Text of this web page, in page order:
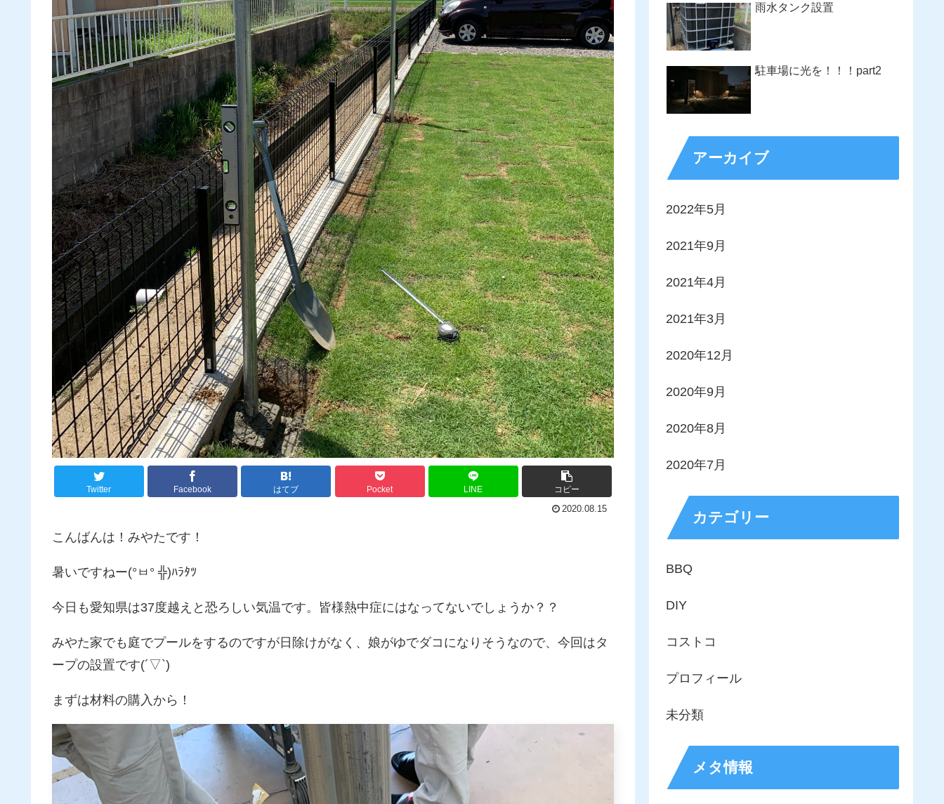
Twitter Facebook はてブ Pocket LINE コピー
2020.08.15
こんばんは！みやたです！
暑いですねー(°ㅂ° ╬)ﾊﾗﾀﾂ
今日も愛知県は37度越えと恐ろしい気温です。皆様熱中症にはなってないでしょうか？？
みやた家でも庭でプールをするのですが日除けがなく、娘がゆでダコになりそうなので、今回はタ
ープの設置です(´▽`)
まずは材料の購入から！
雨水タンク設置
駐車場に光を！！！part2
アーカイブ
2022年5月
2021年9月
2021年4月
2021年3月
2020年12月
2020年9月
2020年8月
2020年7月
カテゴリー
BBQ
DIY
コストコ
プロフィール
未分類
メタ情報